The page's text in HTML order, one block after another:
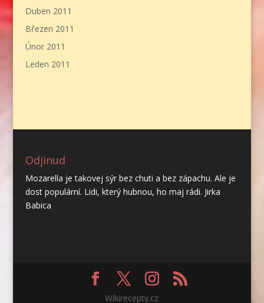
Duben 2011
Březen 2011
Únor 2011
Leden 2011
Odjinud
Mozarella je takovej sýr bez chuti a bez zápachu. Ale je
dost populární. Lidi, který hubnou, ho maj rádi. Jirka
Babica
Wikirecepty.cz